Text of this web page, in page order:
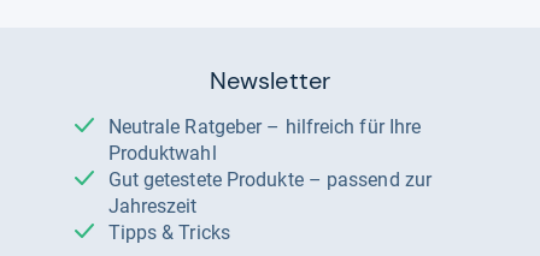
Newsletter
Neutrale Ratgeber – hilfreich für Ihre
Produktwahl
Gut getestete Produkte – passend zur
Jahreszeit
Tipps & Tricks